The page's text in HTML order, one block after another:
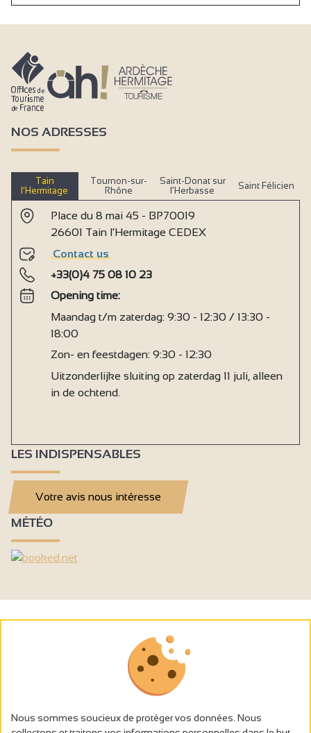
NOS ADRESSES
Tain
l’Hermitage
Tournon-sur-
Rhône
Saint-Donat sur
l’Herbasse
Saint Félicien
Place du 8 mai 45 - BP70019
26601 Tain l'Hermitage CEDEX
Contact us
+33(0)4 75 08 10 23
Opening time:
Maandag t/m zaterdag: 9:30 - 12:30 / 13:30 -
18:00
Zon- en feestdagen: 9:30 - 12:30
Uitzonderlijke sluiting op zaterdag 11 juli, alleen
in de ochtend.
LES INDISPENSABLES
Votre avis nous intéresse
MÉTÉO
Nous sommes soucieux de protéger vos données. Nous